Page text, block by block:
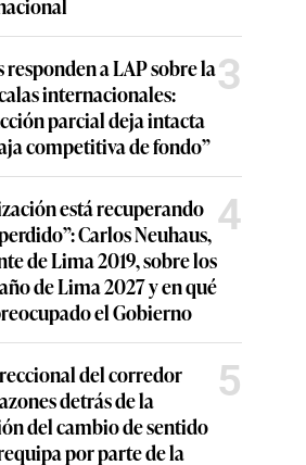
a LAP sobre la
internacionales:
parcial deja intacta
competitiva de fondo”
3
está recuperando
Carlos Neuhaus,
de Lima 2019, sobre los
de Lima 2027 y en qué
el Gobierno
4
del corredor
detrás de la
del cambio de sentido
por parte de la
5